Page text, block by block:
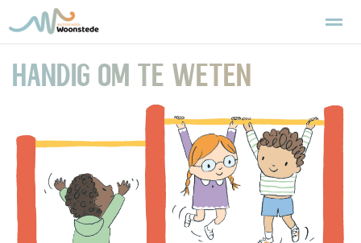
Trots thuiskomen De school Praktische informatie
HANDIG OM TE WETEN